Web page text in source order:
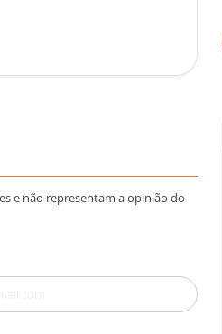
e não representam a opinião do